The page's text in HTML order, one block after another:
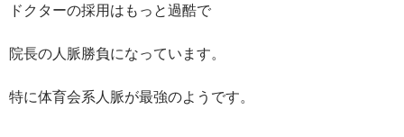
ドクターの採用はもっと過酷で
院長の人脈勝負になっています。
特に体育会系人脈が最強のようです。